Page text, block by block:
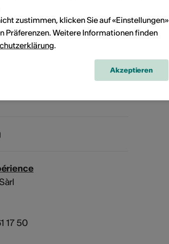
17 50
zustimmen, klicken Sie auf «Einstellungen»
Präferenzen. Weitere Informationen finden
.
Akzeptieren